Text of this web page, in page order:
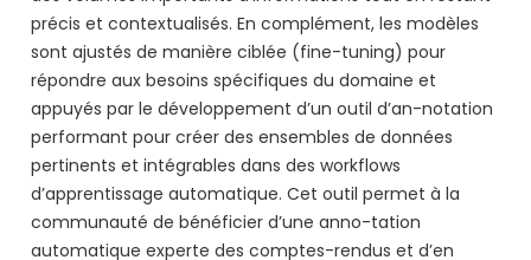
précis et contextualisés. En complément, les modèles
sont ajustés de manière ciblée (fine-tuning) pour
répondre aux besoins spécifiques du domaine et
appuyés par le développement d’un outil d’an-notation
performant pour créer des ensembles de données
pertinents et intégrables dans des workflows
d’apprentissage automatique. Cet outil permet à la
communauté de bénéficier d’une anno-tation
automatique experte des comptes-rendus et d’en